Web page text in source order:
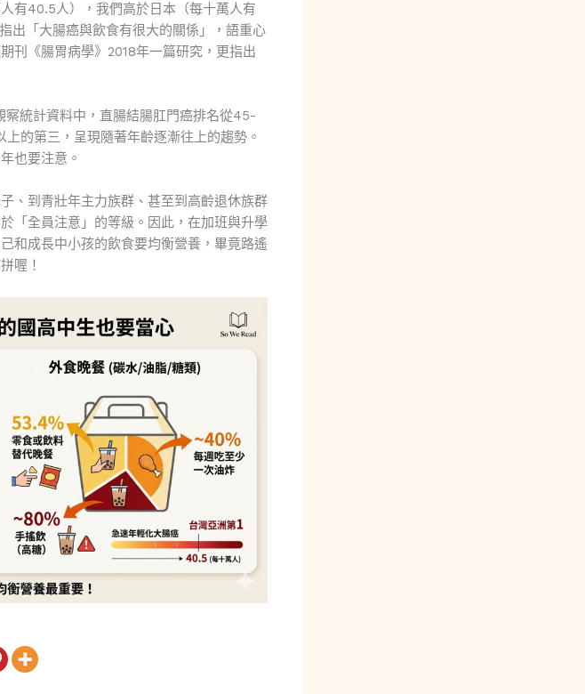
有40.5人），我們高於日本（每十萬人有
出「大腸癌與飲食有很大的關係」，語重心
刊《腸胃病學》2018年一篇研究，更指出
察統計資料中，直腸結腸肛門癌排名從45-
的第三，呈現隨著年齡逐漸往上的趨勢。
也要注意。
、到青壯年主力族群、甚至到高齡退休族群
「全員注意」的等級。因此，在加班與升學
和成長中小孩的飲食要均衡營養，畢竟路遙
喔！